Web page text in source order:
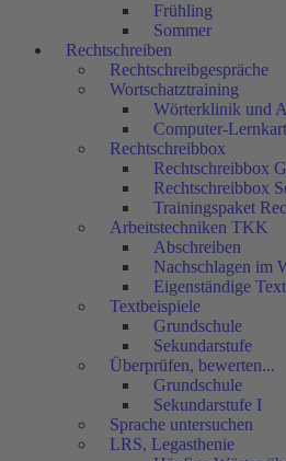
Frühling
Sommer
Rechtschreiben
Rechtschreibgespräche
Wortschatztraining
Wörterklinik und
Computer-
Rechtschreibbox
Rechtschreibbox
Rechtschreibbox
Trainingspaket
Arbeitstechniken TKK
Abschreiben
Nachschlagen im
Eigenständige
Textbeispiele
Grundschule
Sekundarstufe
Überprüfen, bewerten...
Grundschule
Sekundarstufe I
Sprache untersuchen
LRS, Legasthenie